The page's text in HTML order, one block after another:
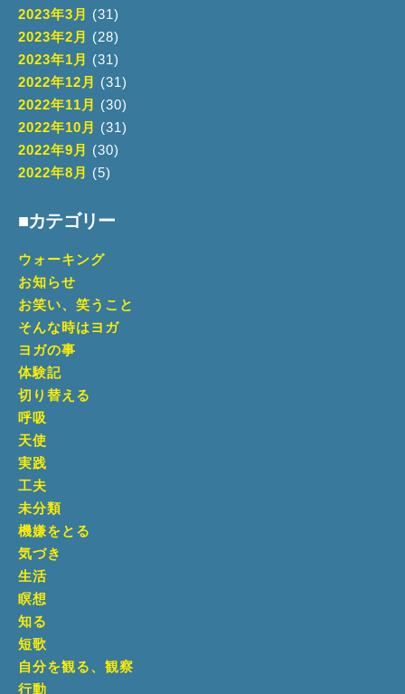
2023年3月
(31)
2023年2月
(28)
2023年1月
(31)
2022年12月
(31)
2022年11月
(30)
2022年10月
(31)
2022年9月
(30)
2022年8月
(5)
■カテゴリー
ウォーキング
お知らせ
お笑い、笑うこと
そんな時はヨガ
ヨガの事
体験記
切り替える
呼吸
天使
実践
工夫
未分類
機嫌をとる
気づき
生活
瞑想
知る
短歌
自分を観る、観察
行動